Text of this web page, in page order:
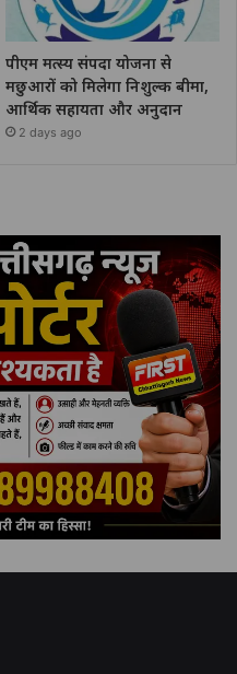
पीएम मत्स्य संपदा योजना से
मछुआरों को मिलेगा निशुल्क बीमा,
आर्थिक सहायता और अनुदान
2 days ago